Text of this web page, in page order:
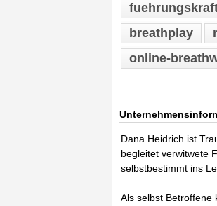
breathplay
online-
Dana Heidrich ist
begleitet verwitwete
selbstbestimmt ins
Als selbst Betroffene